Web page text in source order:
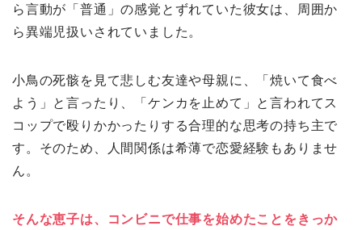
ら言動が「普通」の感覚とずれていた彼女は、周囲か
ら異端児扱いされていました。
小鳥の死骸を見て悲しむ友達や母親に、「焼いて食べ
よう」と言ったり、「ケンカを止めて」と言われてス
コップで殴りかかったりする合理的な思考の持ち主で
す。そのため、人間関係は希薄で恋愛経験もありませ
ん。
そんな恵子は、コンビニで仕事を始めたことをきっか